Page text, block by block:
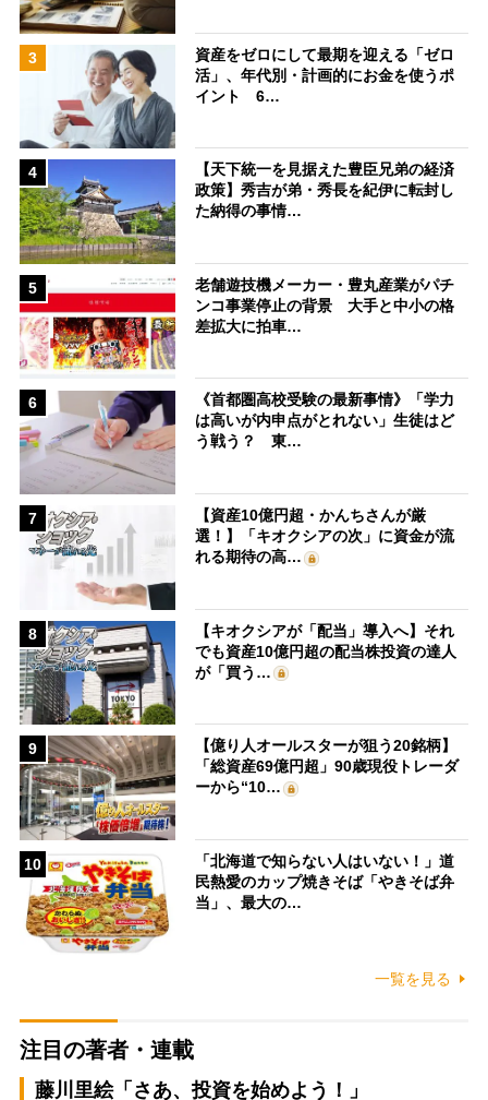
3
資産をゼロにして最期を迎える「ゼロ
活」、年代別・計画的にお金を使うポ
イント 6…
4
【天下統一を見据えた豊臣兄弟の経済
政策】秀吉が弟・秀長を紀伊に転封し
た納得の事情…
5
老舗遊技機メーカー・豊丸産業がパチ
ンコ事業停止の背景 大手と中小の格
差拡大に拍車…
6
《首都圏高校受験の最新事情》「学力
は高いが内申点がとれない」生徒はど
う戦う？ 東…
7
【資産10億円超・かんちさんが厳
選！】「キオクシアの次」に資金が流
れる期待の高…
8
【キオクシアが「配当」導入へ】それ
でも資産10億円超の配当株投資の達人
が「買う…
9
【億り人オールスターが狙う20銘柄】
「総資産69億円超」90歳現役トレーダ
ーから“10…
10
「北海道で知らない人はいない！」道
民熱愛のカップ焼きそば「やきそば弁
当」、最大の…
一覧を見る
注目の著者・連載
藤川里絵「さあ、投資を始めよう！」